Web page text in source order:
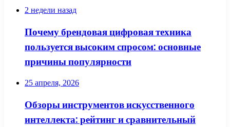
2 недели назад
Почему брендовая цифровая техника
пользуется высоким спросом: основные
причины популярности
25 апреля, 2026
Обзоры инструментов искусственного
интеллекта: рейтинг и сравнительный